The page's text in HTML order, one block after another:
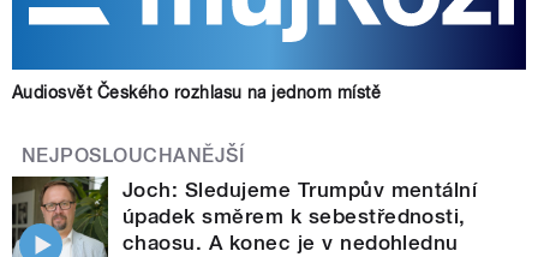
Audiosvět Českého rozhlasu na jednom místě
NEJPOSLOUCHANĚJŠÍ
Joch: Sledujeme Trumpův mentální
úpadek směrem k sebestřednosti,
chaosu. A konec je v nedohlednu